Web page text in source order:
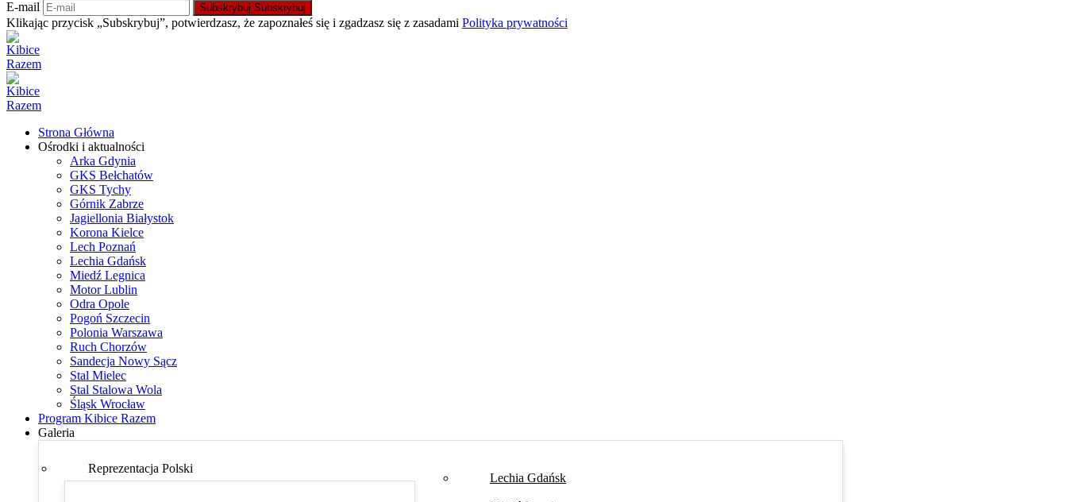
E-mail Subskrybuj Subskrybuj
Klikając przycisk „Subskrybuj”, potwierdzasz, że zapoznałeś się i zgadzasz się z zasadami Polityka prywatności
Strona Główna
Ośrodki i aktualności
Arka Gdynia
GKS Bełchatów
GKS Tychy
Górnik Zabrze
Jagiellonia Białystok
Korona Kielce
Lech Poznań
Lechia Gdańsk
Miedź Legnica
Motor Lublin
Odra Opole
Pogoń Szczecin
Polonia Warszawa
Ruch Chorzów
Sandecja Nowy Sącz
Stal Mielec
Stal Stalowa Wola
Śląsk Wrocław
Program Kibice Razem
Galeria
Reprezentacja Polski
Lechia Gdańsk